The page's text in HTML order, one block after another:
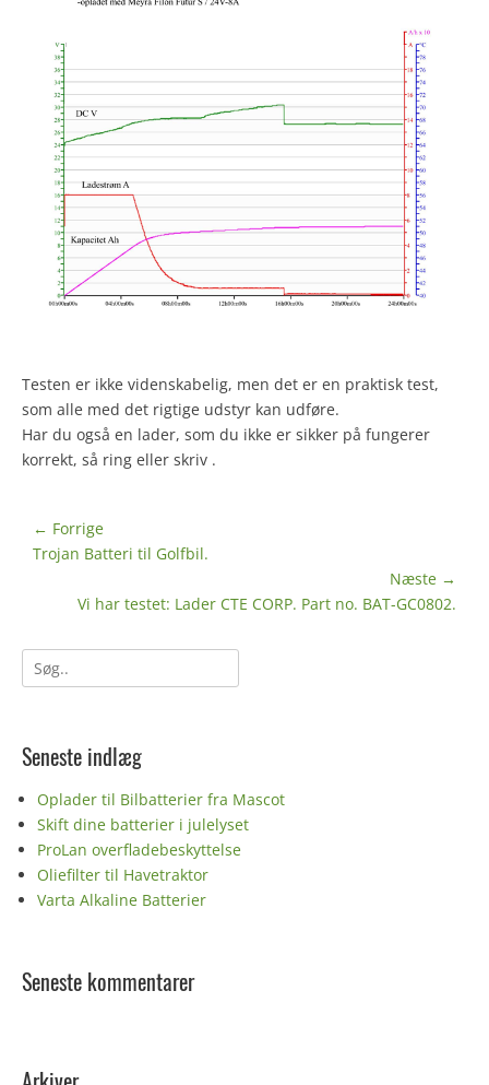
Testen er ikke videnskabelig, men det er en praktisk test,
som alle med det rigtige udstyr kan udføre.
Har du også en lader, som du ikke er sikker på fungerer
korrekt, så ring eller skriv .
Indlægsnavigation
← Forrige
Forrige
Trojan Batteri til Golfbil.
Næste →
NæsteVi har testet: Lader CTE CORP. Part no. BAT-GC0802.
Søg
efter:
Seneste indlæg
Oplader til Bilbatterier fra Mascot
Skift dine batterier i julelyset
ProLan overfladebeskyttelse
Oliefilter til Havetraktor
Varta Alkaline Batterier
Seneste kommentarer